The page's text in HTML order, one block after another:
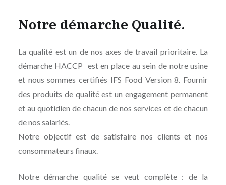
Notre démarche Qualité.
La qualité est un de nos axes de travail prioritaire. La
démarche HACCP est en place au sein de notre usine
et nous sommes certifiés IFS Food Version 8. Fournir
des produits de qualité est un engagement permanent
et au quotidien de chacun de nos services et de chacun
de nos salariés.
Notre objectif est de satisfaire nos clients et nos
consommateurs finaux.
Notre démarche qualité se veut complète : de la